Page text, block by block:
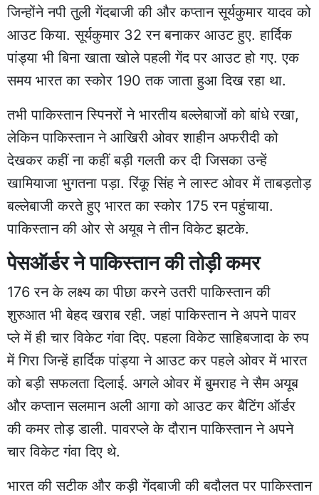
जिन्होंने नपी तुली गेंदबाजी की और कप्तान सूर्यकुमार यादव को
आउट किया. सूर्यकुमार 32 रन बनाकर आउट हुए. हार्दिक
पांड्या भी बिना खाता खोले पहली गेंद पर आउट हो गए. एक
समय भारत का स्कोर 190 तक जाता हुआ दिख रहा था.
तभी पाकिस्तान स्पिनरों ने भारतीय बल्लेबाजों को बांधे रखा,
लेकिन पाकिस्तान ने आखिरी ओवर शाहीन अफरीदी को
देखकर कहीं ना कहीं बड़ी गलती कर दी जिसका उन्हें
खामियाजा भुगतना पड़ा. रिंकू सिंह ने लास्ट ओवर में ताबड़तोड़
बल्लेबाजी करते हुए भारत का स्कोर 175 रन पहुंचाया.
पाकिस्तान की ओर से अयूब ने तीन विकेट झटके.
पेसऑर्डर ने पाकिस्तान की तोड़ी कमर
176 रन के लक्ष्य का पीछा करने उतरी पाकिस्तान की
शुरुआत भी बेहद खराब रही. जहां पाकिस्तान ने अपने पावर
प्ले में ही चार विकेट गंवा दिए. पहला विकेट साहिबजादा के रुप
में गिरा जिन्हें हार्दिक पांड्या ने आउट कर पहले ओवर में भारत
को बड़ी सफलता दिलाई. अगले ओवर में बुमराह ने सैम अयूब
और कप्तान सलमान अली आगा को आउट कर बैटिंग ऑर्डर
की कमर तोड़ डाली. पावरप्ले के दौरान पाकिस्तान ने अपने
चार विकेट गंवा दिए थे.
भारत की सटीक और कड़ी गेंदबाजी की बदौलत पर पाकिस्तान